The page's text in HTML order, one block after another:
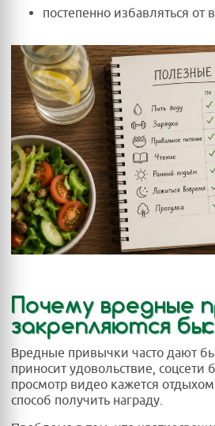
постепенно избавляться
Почему вредные
закрепляются
Вредные привычки часто дают
приносит удовольствие,
просмотр видео кажется
способ получить награду.